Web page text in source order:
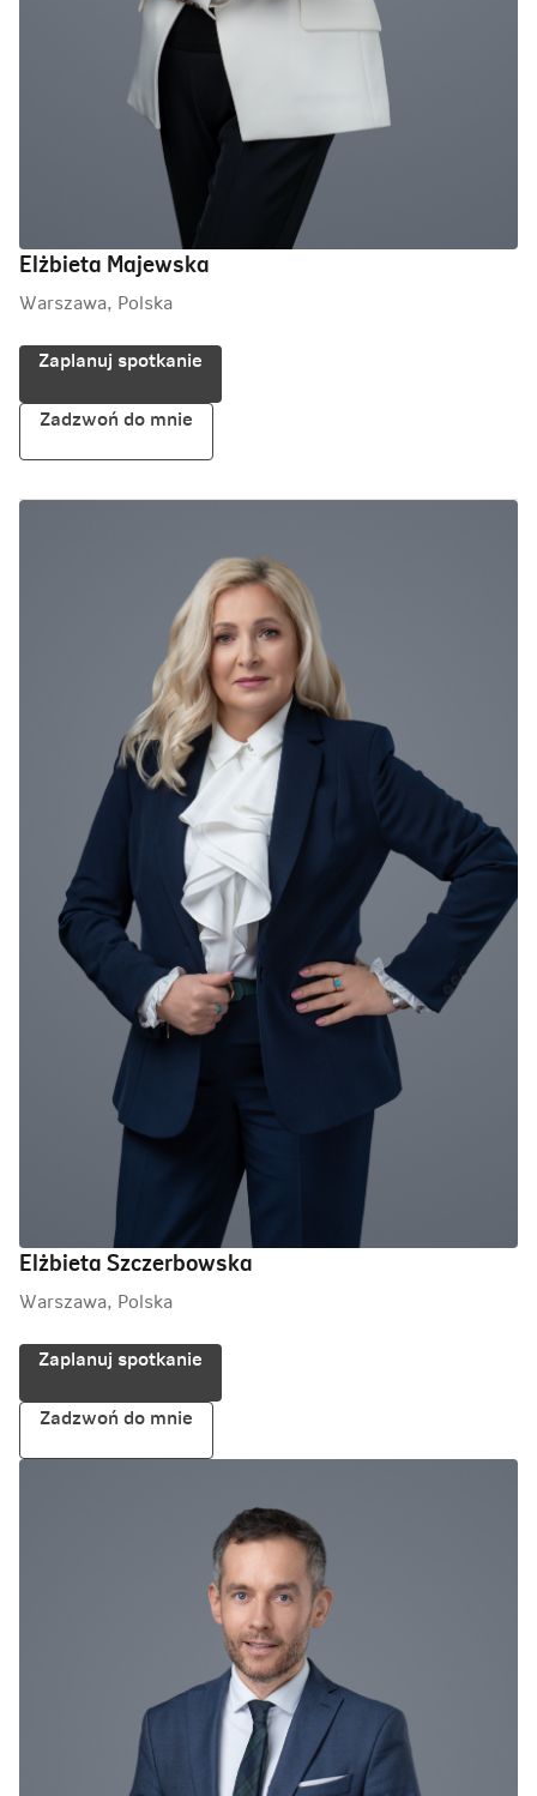
Elżbieta Majewska
Warszawa, Polska
Zaplanuj spotkanie
Zadzwoń do mnie
Elżbieta Szczerbowska
Warszawa, Polska
Zaplanuj spotkanie
Zadzwoń do mnie